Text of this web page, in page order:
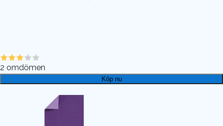
2 omdömen
Köp nu